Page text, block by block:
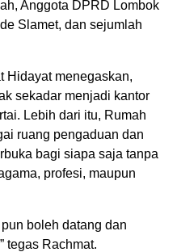
Anggota DPRD Lombok
Slamet, dan sejumlah
Hidayat menegaskan,
sekadar menjadi kantor
Lebih dari itu, Rumah
ruang pengaduan dan
bagi siapa saja tanpa
profesi, maupun
boleh datang dan
tegas Rachmat.